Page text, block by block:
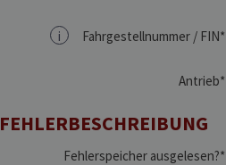
i Fahrgestellnummer / FIN*
Antrieb*
FEHLERBESCHREIBUNG
Fehlerspeicher ausgelesen?*